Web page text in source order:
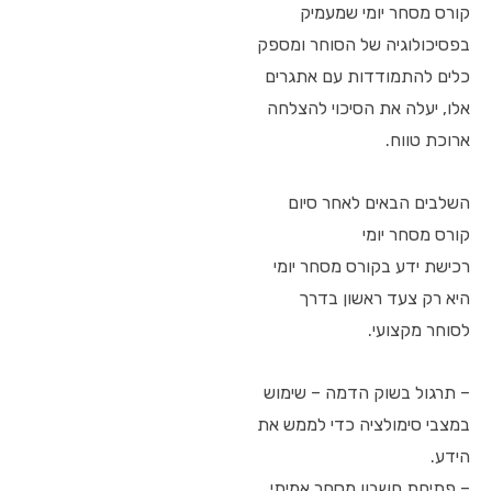
קורס מסחר יומי שמעמיק
בפסיכולוגיה של הסוחר ומספק
כלים להתמודדות עם אתגרים
אלו, יעלה את הסיכוי להצלחה
ארוכת טווח.
השלבים הבאים לאחר סיום
קורס מסחר יומי
רכישת ידע בקורס מסחר יומי
היא רק צעד ראשון בדרך
לסוחר מקצועי.
– תרגול בשוק הדמה – שימוש
במצבי סימולציה כדי לממש את
הידע.